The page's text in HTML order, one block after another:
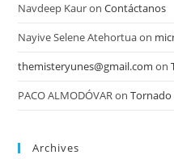
Navdeep KauronContáctanos
Nayive Selene Atehortuaon
themisteryunes@gmail.com on
PACO ALMODÓVARonTornado
Archives